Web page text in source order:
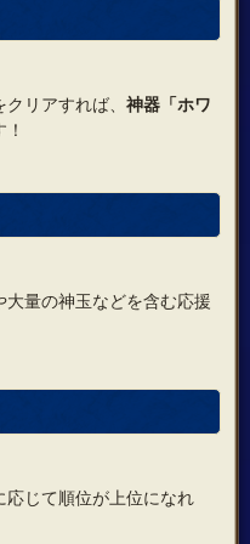
リアすれば、 神器「ホワ
量の神玉などを含む応援
じて順位が上位になれ